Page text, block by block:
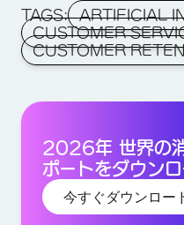
TAGS:
ARTIFICIAL
CUSTOMER
CUSTOMER
2026年 世界の
ポートをダウン
今すぐダウンロー